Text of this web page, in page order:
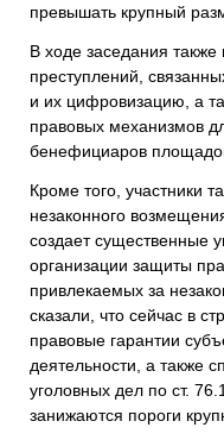
превышать крупный
В ходе заседания также
преступлений,
и их цифровизацию, а
правовых механизмов
бенефициаров
Кроме того, участники
незаконного
создает существенные
организации защиты
привлекаемых за
сказали, что сейчас в
правовые гарантии
деятельности, а также
уголовных дел по ст.
занижаются пороги